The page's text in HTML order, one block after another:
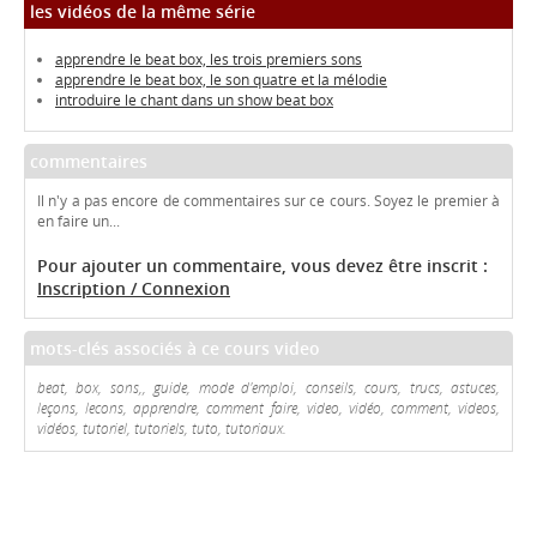
les vidéos de la même série
apprendre le beat box, les trois premiers sons
apprendre le beat box, le son quatre et la mélodie
introduire le chant dans un show beat box
commentaires
Il n'y a pas encore de commentaires sur ce cours. Soyez le premier à
en faire un...
Pour ajouter un commentaire, vous devez être inscrit :
Inscription / Connexion
mots-clés associés à ce cours video
beat, box, sons,, guide, mode d'emploi, conseils, cours, trucs, astuces,
leçons, lecons, apprendre, comment faire, video, vidéo, comment, videos,
vidéos, tutoriel, tutoriels, tuto, tutoriaux.